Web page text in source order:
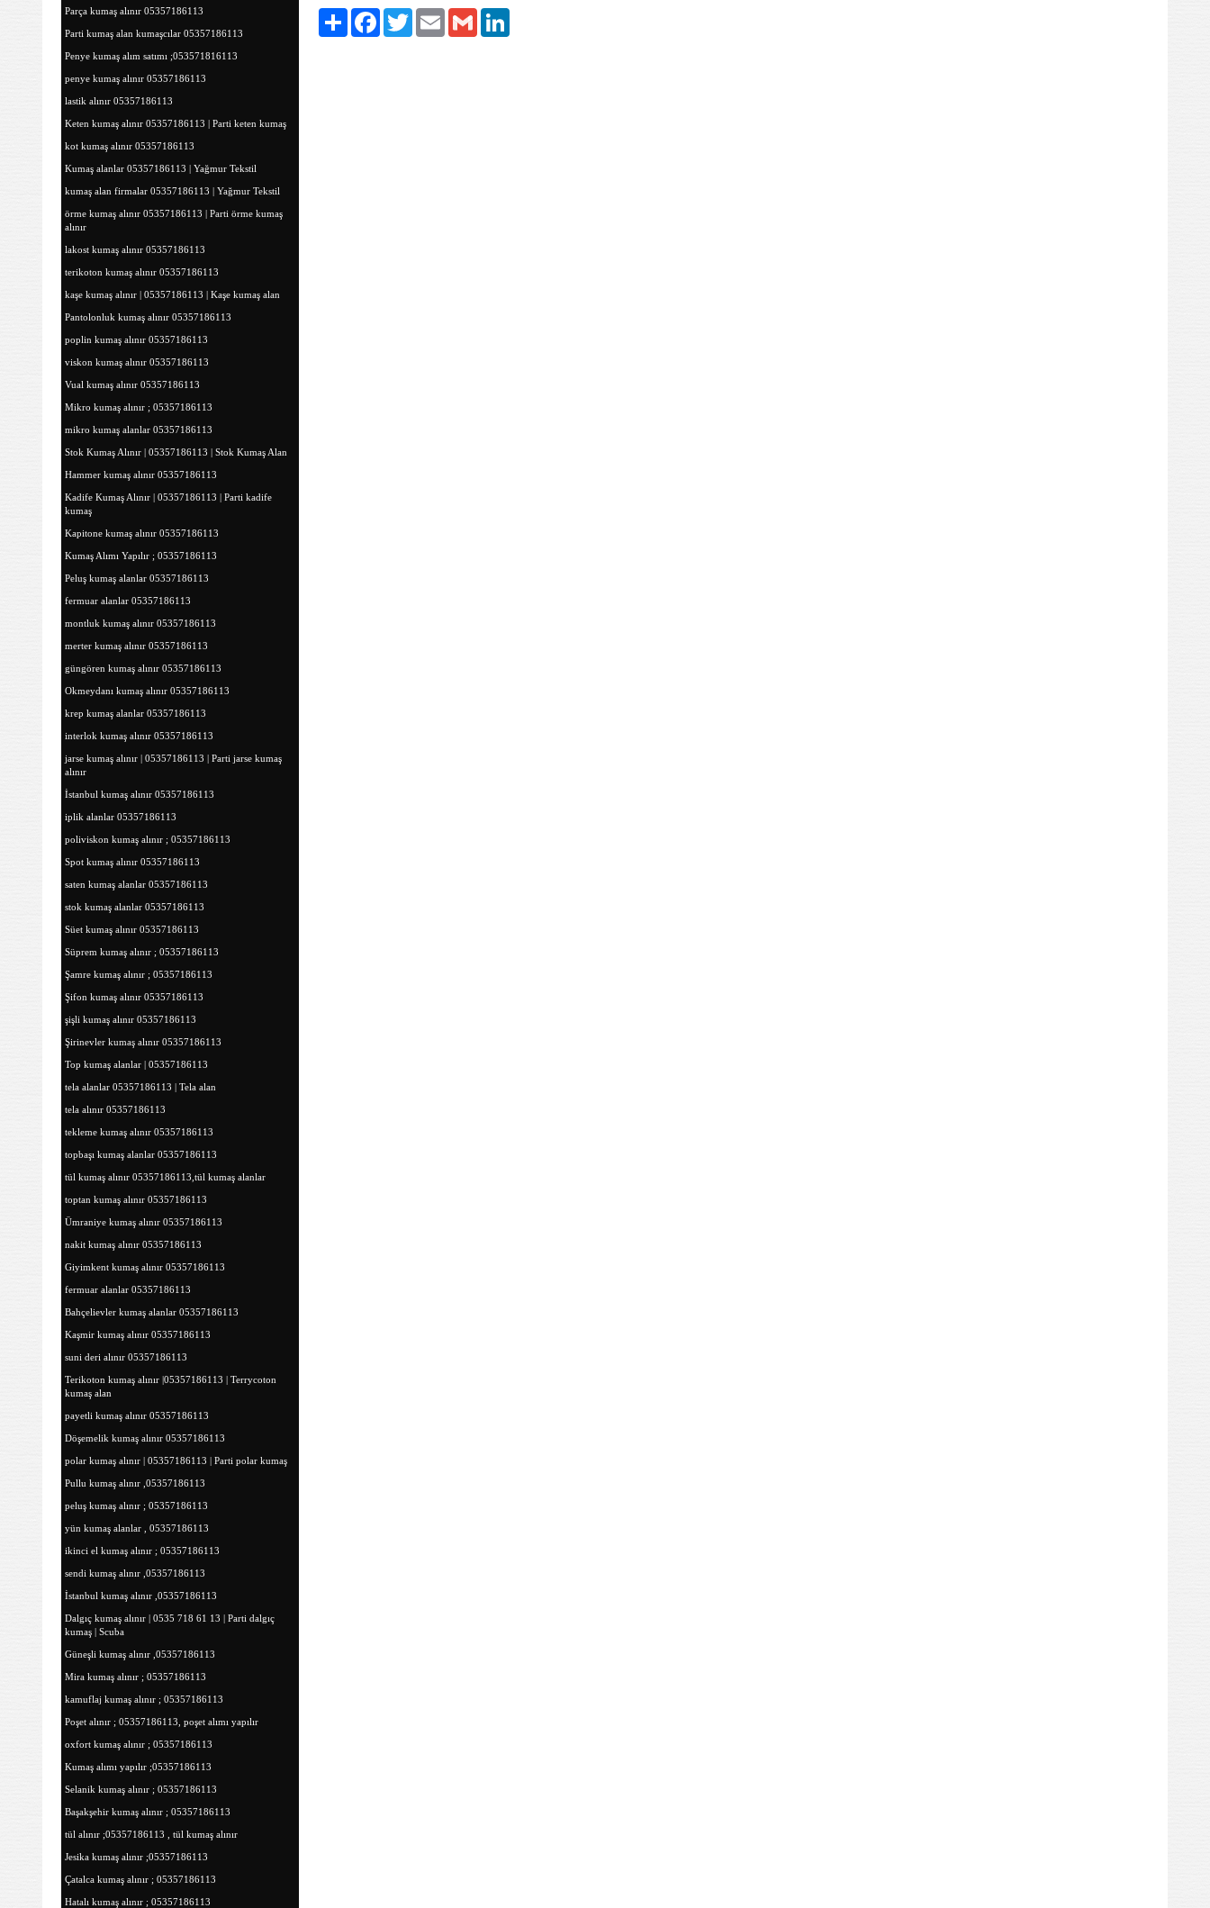
Parça kumaş alınır 05357186113
Parti kumaş alan kumaşcılar 05357186113
Penye kumaş alım satımı ;053571816113
penye kumaş alınır 05357186113
lastik alınır 05357186113
Keten kumaş alınır 05357186113 | Parti keten kumaş
kot kumaş alınır 05357186113
Kumaş alanlar 05357186113 | Yağmur Tekstil
kumaş alan firmalar 05357186113 | Yağmur Tekstil
örme kumaş alınır 05357186113 | Parti örme kumaş
alınır
lakost kumaş alınır 05357186113
terikoton kumaş alınır 05357186113
kaşe kumaş alınır | 05357186113 | Kaşe kumaş alan
Pantolonluk kumaş alınır 05357186113
poplin kumaş alınır 05357186113
viskon kumaş alınır 05357186113
Vual kumaş alınır 05357186113
Mikro kumaş alınır ; 05357186113
mikro kumaş alanlar 05357186113
Stok Kumaş Alınır | 05357186113 | Stok Kumaş Alan
Hammer kumaş alınır 05357186113
Kadife Kumaş Alınır | 05357186113 | Parti kadife
kumaş
Kapitone kumaş alınır 05357186113
Kumaş Alımı Yapılır ; 05357186113
Peluş kumaş alanlar 05357186113
fermuar alanlar 05357186113
montluk kumaş alınır 05357186113
merter kumaş alınır 05357186113
güngören kumaş alınır 05357186113
Okmeydanı kumaş alınır 05357186113
krep kumaş alanlar 05357186113
interlok kumaş alınır 05357186113
jarse kumaş alınır | 05357186113 | Parti jarse kumaş
alınır
İstanbul kumaş alınır 05357186113
iplik alanlar 05357186113
poliviskon kumaş alınır ; 05357186113
Spot kumaş alınır 05357186113
saten kumaş alanlar 05357186113
stok kumaş alanlar 05357186113
Süet kumaş alınır 05357186113
Süprem kumaş alınır ; 05357186113
Şamre kumaş alınır ; 05357186113
Şifon kumaş alınır 05357186113
şişli kumaş alınır 05357186113
Şirinevler kumaş alınır 05357186113
Top kumaş alanlar | 05357186113
tela alanlar 05357186113 | Tela alan
tela alınır 05357186113
tekleme kumaş alınır 05357186113
topbaşı kumaş alanlar 05357186113
tül kumaş alınır 05357186113,tül kumaş alanlar
toptan kumaş alınır 05357186113
Ümraniye kumaş alınır 05357186113
nakit kumaş alınır 05357186113
Giyimkent kumaş alınır 05357186113
fermuar alanlar 05357186113
Bahçelievler kumaş alanlar 05357186113
Kaşmir kumaş alınır 05357186113
suni deri alınır 05357186113
Terikoton kumaş alınır |05357186113 | Terrycoton
kumaş alan
payetli kumaş alınır 05357186113
Döşemelik kumaş alınır 05357186113
polar kumaş alınır | 05357186113 | Parti polar kumaş
Pullu kumaş alınır ,05357186113
peluş kumaş alınır ; 05357186113
yün kumaş alanlar , 05357186113
ikinci el kumaş alınır ; 05357186113
sendi kumaş alınır ,05357186113
İstanbul kumaş alınır ,05357186113
Dalgıç kumaş alınır | 0535 718 61 13 | Parti dalgıç
kumaş | Scuba
Güneşli kumaş alınır ,05357186113
Mira kumaş alınır ; 05357186113
kamuflaj kumaş alınır ; 05357186113
Poşet alınır ; 05357186113, poşet alımı yapılır
oxfort kumaş alınır ; 05357186113
Kumaş alımı yapılır ;05357186113
Selanik kumaş alınır ; 05357186113
Başakşehir kumaş alınır ; 05357186113
tül alınır ;05357186113 , tül kumaş alınır
Jesika kumaş alınır ;05357186113
Çatalca kumaş alınır ; 05357186113
Hatalı kumaş alınır ; 05357186113
Paylaş FacebookTwitter Email Gmail